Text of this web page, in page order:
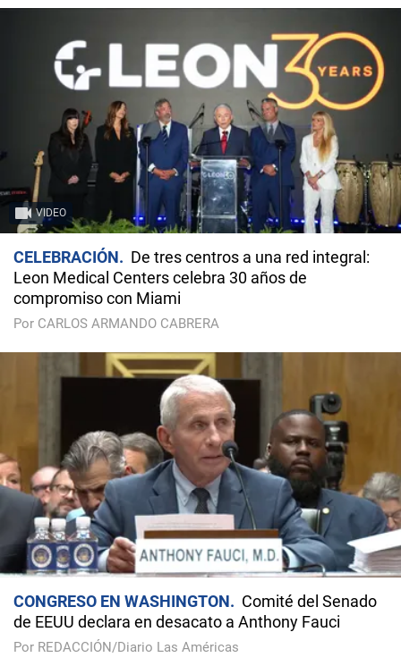
VIDEO
CELEBRACIÓN
De tres centros a una red integral:
Leon Medical Centers celebra 30 años de
compromiso con Miami
Por CARLOS ARMANDO CABRERA
CONGRESO EN WASHINGTON
Comité del Senado
de EEUU declara en desacato a Anthony Fauci
Por REDACCIÓN/Diario Las Américas